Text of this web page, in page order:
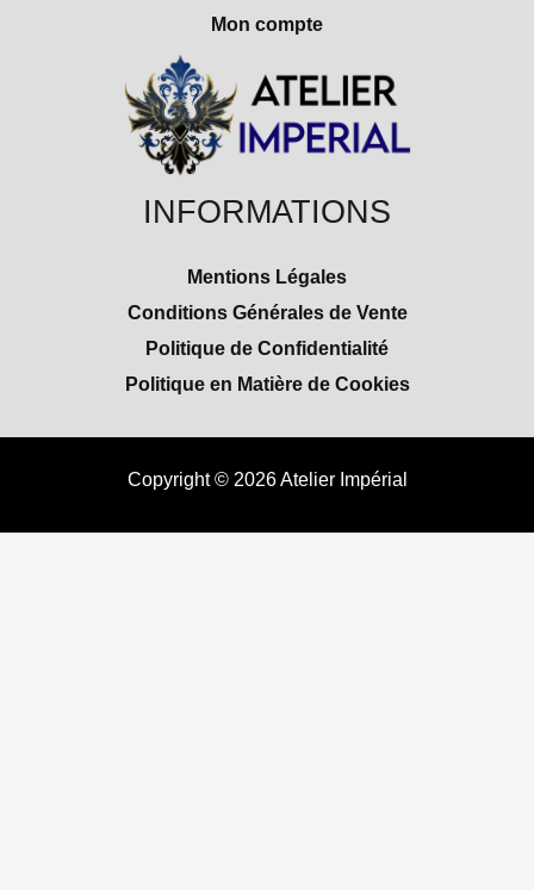
Mon compte
INFORMATIONS
Mentions Légales
Conditions Générales de Vente
Politique de Confidentialité
Politique en Matière de Cookies
Copyright © 2026 Atelier Impérial